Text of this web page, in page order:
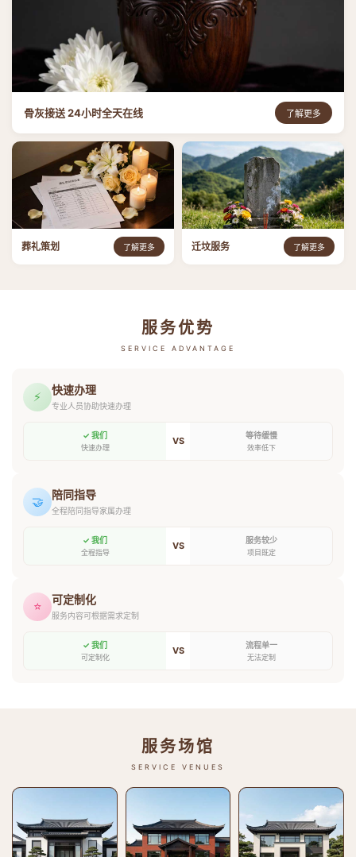
骨灰接送 24小时全天在线 了解更多
葬礼策划 了解更多 迁坟服务 了解更多
服务优势
SERVICE ADVANTAGE
⚡ 快速办理
专业人员协助快速办理
✓ 我们
快速办理
VS 等待缓慢
效率低下
🤝 陪同指导
全程陪同指导家属办理
✓ 我们
全程指导
VS 服务较少
项目既定
⭐ 可定制化
服务内容可根据需求定制
✓ 我们
可定制化
VS 流程单一
无法定制
服务场馆
SERVICE VENUES